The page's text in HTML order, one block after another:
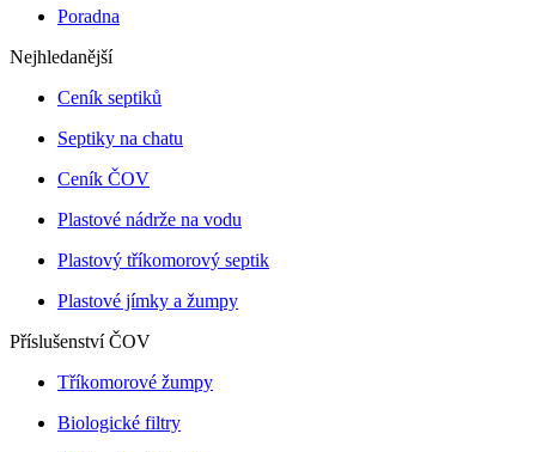
Poradna
Nejhledanější
Ceník septiků
Septiky na chatu
Ceník ČOV
Plastové nádrže na vodu
Plastový tříkomorový septik
Plastové jímky a žumpy
Příslušenství ČOV
Tříkomorové žumpy
Biologické filtry